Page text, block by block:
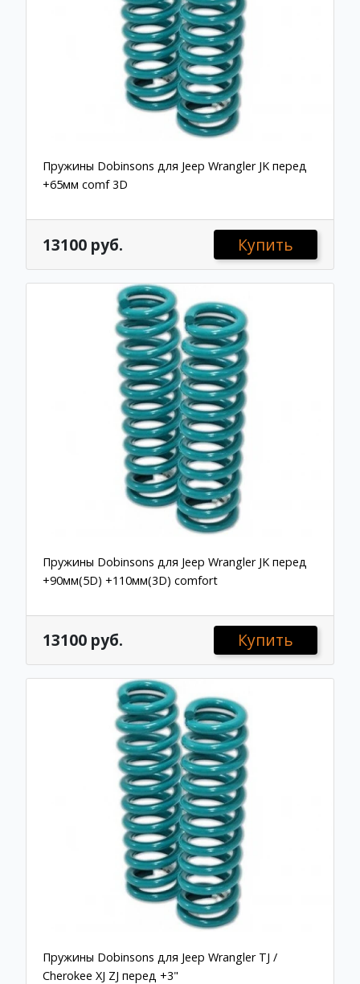
Пружины Dobinsons для Jeep Wrangler JK перед
+65мм comf 3D
13100 руб. Купить
Пружины Dobinsons для Jeep Wrangler JK перед
+90мм(5D) +110мм(3D) comfort
13100 руб. Купить
Пружины Dobinsons для Jeep Wrangler TJ /
Cherokee XJ ZJ перед +3"